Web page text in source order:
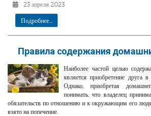
23 апреля 2023
Подробнее...
Правила содержания
Наиболее частой целью
является приобретение друга
Однако, приобретая
понимать, что владелец
обязательств по отношению и к окружающим его
взято на попечение.